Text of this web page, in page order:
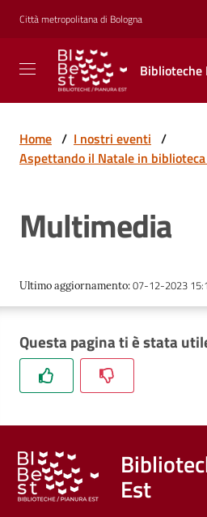
Vai al contenuto
Vai alla navigazione
Vai al footer
Città metropolitana di Bologna
Biblioteche
Biblioteche
Pianura
Est
CREARE,
RICREARSI
Biblioteche
Cosa
Trova
libri
film
Calendario
Home / I nostri eventi /
Aspettando il Natale in
Multimedia
Ultimo aggiornamento:07-12-2023
Questa pagina ti è stata
Est